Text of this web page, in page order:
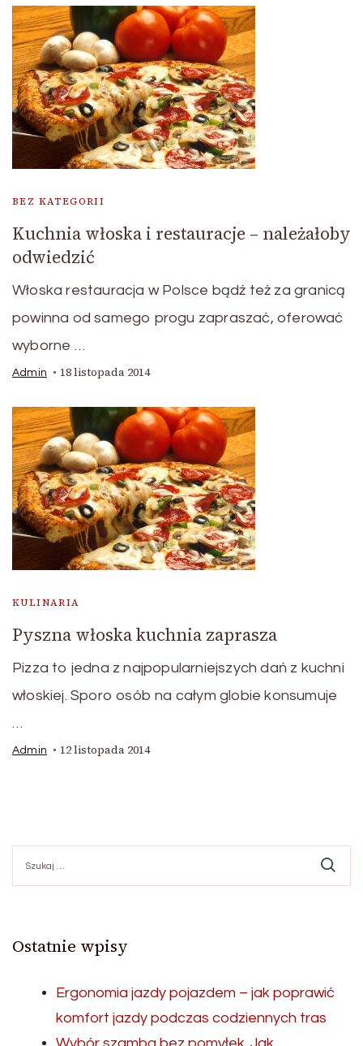
BEZ KATEGORII
Kuchnia włoska i restauracje – należałoby
odwiedzić
Włoska restauracja w Polsce bądź też za granicą
powinna od samego progu zapraszać, oferować
wyborne …
Admin 18 listopada 2014
KULINARIA
Pyszna włoska kuchnia zaprasza
Pizza to jedna z najpopularniejszych dań z kuchni
włoskiej. Sporo osób na całym globie konsumuje
…
Admin 12 listopada 2014
Ostatnie wpisy
Ergonomia jazdy pojazdem – jak poprawić
komfort jazdy podczas codziennych tras